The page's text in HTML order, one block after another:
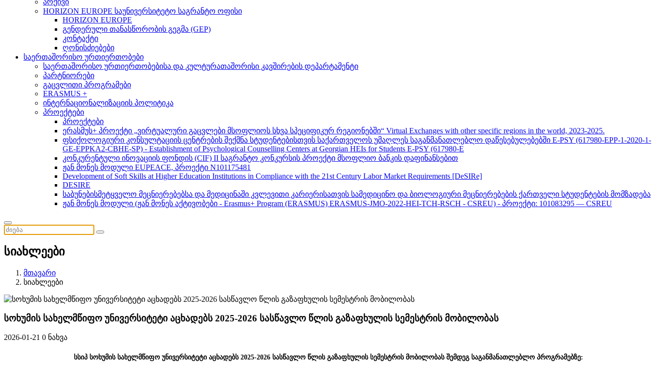
არქივი
HORIZON EUROPE საუნივერსიტეტო საგრანტო ოფისი
HORIZON EUROPE
გენდერული თანასწორობის გეგმა (GEP)
კონტაქტი
ღონისძიებები
საერთაშორისო ურთიერთობები
საერთაშორისო ურთიერთობებისა და კულტურათაშორისი კავშირების დეპარტამენტი
პარტნიორები
გაცვლითი პროგრამები
ERASMUS +
ინტერნაციონალიზაციის პოლიტიკა
პროექტები
პროექტები
ერასმუს+ პროექტი „ვირტუალური გაცვლები მსოფლიოს სხვა სპეციფიკურ რეგიონებში“ Virtual Exchanges with other specific regions in the world, 2023-2025.
ფსიქოლოგიური კონსულტაციის ცენტრების შექმნა სტუდენტებისთვის საქართველოს უმაღლეს საგანმანათლებლო დაწესებულებებში E-PSY (617980-EPP-1-2020-1-
GE-EPPKA2-CBHE-SP) - Establishment of Psychological Counselling Centers at Georgian HEIs for Students E-PSY (617980-E
კონკურენტული ინოვაციის ფონდის (CIF) II საგრანტო კონკურსის პროექტი მსოფლიო ბანკის დაფინანსებით
ჟან მონეს მოდული EUPEACE, პროექტი N101175481
Development of Soft Skills at Higher Education Institutions in Compliance with the 21st Century Labor Market Requirements [DeSIRe]
DESIRE
საბუნებისმეტყველო მეცნიერებებსა და მედიცინაში კვლევითი კარიერისათვის სამედიცინო და ბიოლოგიური მეცნიერებების ქართველი სტუდენტების მომზადება
ჟან მონეს მოდული (ჟან მონეს აქტივობები - Erasmus+ Program (ERASMUS) ERASMUS-JMO-2022-HEI-TCH-RSCH - CSREU) - პროექტი: 101083295 — CSREU
სიახლეები
მთავარი
სიახლეები
სოხუმის სახელმწიფო უნივერსიტეტი აცხადებს 2025-2026 სასწავლო წლის გაზაფხულის სემესტრის მობილობას
2026-01-21 0 ნახვა
სსიპ სოხუმის სახელმწიფო უნივერსიტეტი აცხადებს 2025-2026 სასწავლო წლის გაზაფხულის სემესტრის მობილობას შემდეგ საგანმანათლებლო პროგრამებზე: